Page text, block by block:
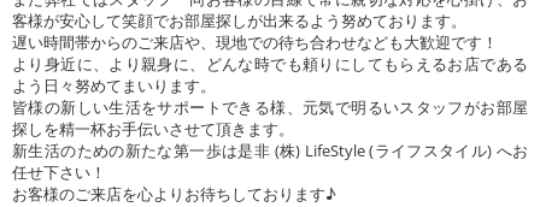
客様が安心して笑顔でお部屋探しが出来るよう努めております。
遅い時間帯からのご来店や、現地での待ち合わせなども大歓迎です！
より身近に、より親身に、どんな時でも頼りにしてもらえるお店である
よう日々努めてまいります。
皆様の新しい生活をサポートできる様、元気で明るいスタッフがお部屋
探しを精一杯お手伝いさせて頂きます。
新生活のための新たな第一歩は是非 (株) LifeStyle (ライフスタイル) へお
任せ下さい！
お客様のご来店を心よりお待ちしております♪